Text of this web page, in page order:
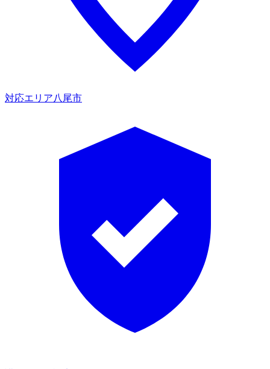
対応エリア八尾市